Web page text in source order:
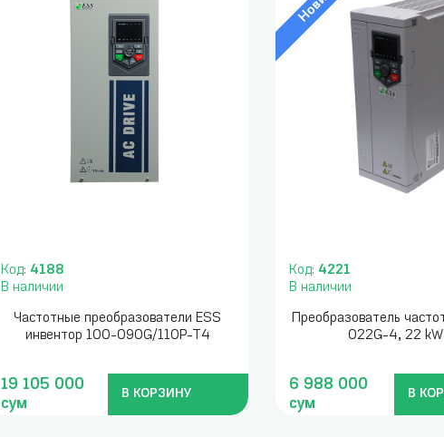
Код: 4188
В наличии
Частотные преобразователи ESS
инвентор 100-090G/110P-T4
19 105 000
сум
В КОРЗИНУ
Код: 4221
В наличии
Преобразователь
022G-4, 22 kW
6 988 000
сум
В